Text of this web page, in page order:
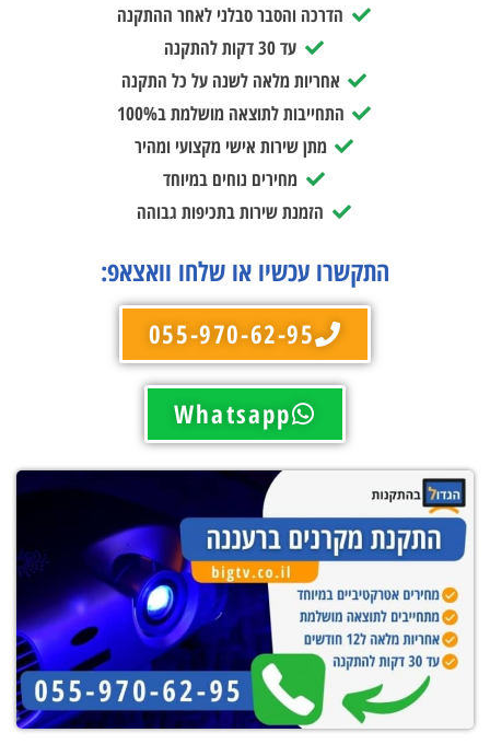
הדרכה והסבר סבלני לאחר ההתקנה
עד 30 דקות להתקנה
אחריות מלאה לשנה על כל התקנה
התחייבות לתוצאה מושלמת ב100%
מתן שירות אישי מקצועי ומהיר
מחירים נוחים במיוחד
הזמנת שירות בתכיפות גבוהה
התקשרו עכשיו או שלחו וואצאפ:
055-970-62-95
Whatsapp